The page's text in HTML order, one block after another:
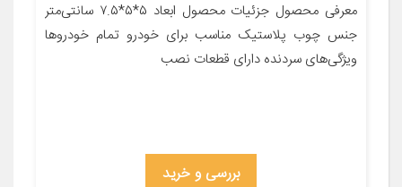
معرفی محصول جزئیات محصول ابعاد ۵*۵*۷.۵ سانتی‌متر
جنس چوب پلاستیک مناسب برای خودرو تمام خودروها
ویژگی‌های سردنده دارای قطعات نصب
بررسی و خرید